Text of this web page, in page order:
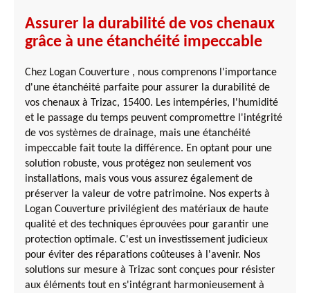
Assurer la durabilité de vos chenaux
grâce à une étanchéité impeccable
Chez Logan Couverture , nous comprenons l'importance
d'une étanchéité parfaite pour assurer la durabilité de
vos chenaux à Trizac, 15400. Les intempéries, l'humidité
et le passage du temps peuvent compromettre l'intégrité
de vos systèmes de drainage, mais une étanchéité
impeccable fait toute la différence. En optant pour une
solution robuste, vous protégez non seulement vos
installations, mais vous vous assurez également de
préserver la valeur de votre patrimoine. Nos experts à
Logan Couverture privilégient des matériaux de haute
qualité et des techniques éprouvées pour garantir une
protection optimale. C'est un investissement judicieux
pour éviter des réparations coûteuses à l'avenir. Nos
solutions sur mesure à Trizac sont conçues pour résister
aux éléments tout en s'intégrant harmonieusement à